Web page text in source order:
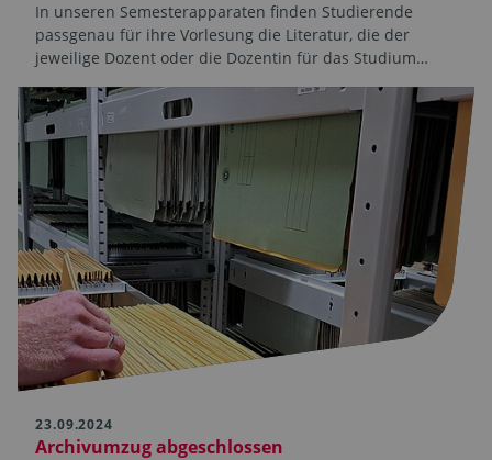
In unseren Semesterapparaten finden Studierende
passgenau für ihre Vorlesung die Literatur, die der
jeweilige Dozent oder die Dozentin für das Studium…
23.09.2024
Archivumzug abgeschlossen